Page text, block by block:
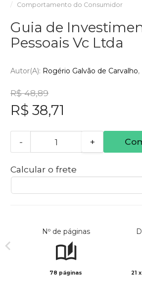
Comportamento do Consumidor
Guia de
Pessoais Vc Ltda
Autor(a): Rogério Galvão de Carvalho
R$ 48,89
R$ 38,71
- +
Calcular o frete
Nº de páginas
78 páginas 21